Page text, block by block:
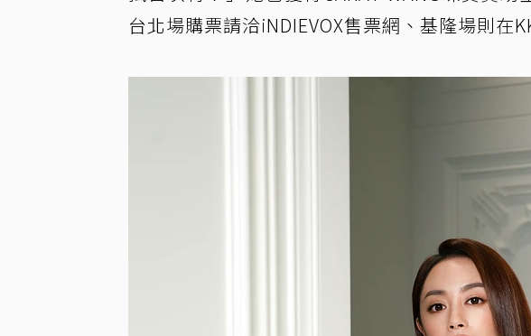
台北場購票請洽iNDIEVOX售票網、基隆場則在